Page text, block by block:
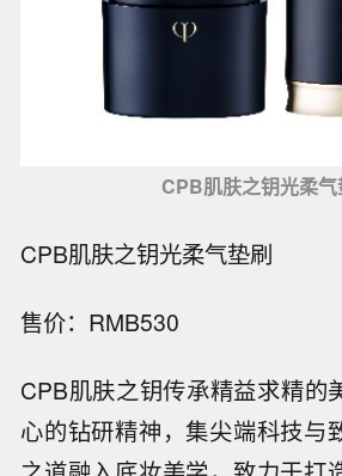
CPB肌肤之钥光柔气
CPB肌肤之钥光柔气垫刷
售价：RMB530
CPB肌肤之钥传承精益求精的
心的钻研精神，集尖端科技与